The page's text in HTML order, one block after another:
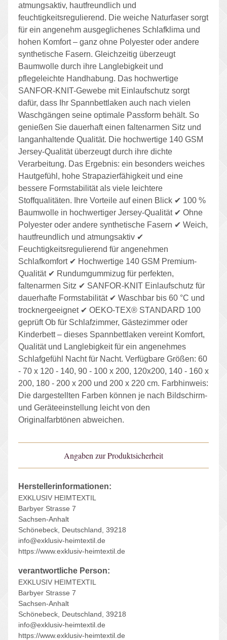
atmungsaktiv, hautfreundlich und
feuchtigkeitsregulierend. Die weiche Naturfaser sorgt
für ein angenehm ausgeglichenes Schlafklima und
hohen Komfort – ganz ohne Polyester oder andere
synthetische Fasern. Gleichzeitig überzeugt
Baumwolle durch ihre Langlebigkeit und
pflegeleichte Handhabung. Das hochwertige
SANFOR-KNIT-Gewebe mit Einlaufschutz sorgt
dafür, dass Ihr Spannbettlaken auch nach vielen
Waschgängen seine optimale Passform behält. So
genießen Sie dauerhaft einen faltenarmen Sitz und
langanhaltende Qualität. Die hochwertige 140 GSM
Jersey-Qualität überzeugt durch ihre dichte
Verarbeitung. Das Ergebnis: ein besonders weiches
Hautgefühl, hohe Strapazierfähigkeit und eine
bessere Formstabilität als viele leichtere
Stoffqualitäten. Ihre Vorteile auf einen Blick ✔ 100 %
Baumwolle in hochwertiger Jersey-Qualität ✔ Ohne
Polyester oder andere synthetische Fasern ✔ Weich,
hautfreundlich und atmungsaktiv ✔
Feuchtigkeitsregulierend für angenehmen
Schlafkomfort ✔ Hochwertige 140 GSM Premium-
Qualität ✔ Rundumgummizug für perfekten,
faltenarmen Sitz ✔ SANFOR-KNIT Einlaufschutz für
dauerhafte Formstabilität ✔ Waschbar bis 60 °C und
trocknergeeignet ✔ OEKO-TEX® STANDARD 100
geprüft Ob für Schlafzimmer, Gästezimmer oder
Kinderbett – dieses Spannbettlaken vereint Komfort,
Qualität und Langlebigkeit für ein angenehmes
Schlafgefühl Nacht für Nacht. Verfügbare Größen: 60
- 70 x 120 - 140, 90 - 100 x 200, 120x200, 140 - 160 x
200, 180 - 200 x 200 und 200 x 220 cm. Farbhinweis:
Die dargestellten Farben können je nach Bildschirm-
und Geräteeinstellung leicht von den
Originalfarbtönen abweichen.
Angaben zur Produktsicherheit
Herstellerinformationen:
EXKLUSIV HEIMTEXTIL
Barbyer Strasse 7
Sachsen-Anhalt
Schönebeck, Deutschland, 39218
info@exklusiv-heimtextil.de
https://www.exklusiv-heimtextil.de
verantwortliche Person:
EXKLUSIV HEIMTEXTIL
Barbyer Strasse 7
Sachsen-Anhalt
Schönebeck, Deutschland, 39218
info@exklusiv-heimtextil.de
https://www.exklusiv-heimtextil.de